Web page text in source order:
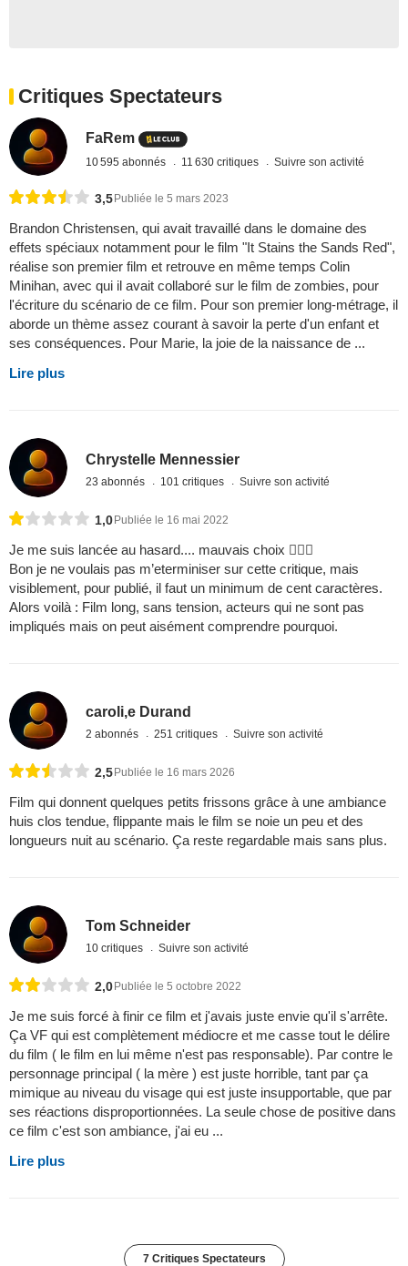
Critiques Spectateurs
FaRem
10 595 abonnés 11 630 critiques Suivre son activité
3,5 Publiée le 5 mars 2023
Brandon Christensen, qui avait travaillé dans le domaine des
effets spéciaux notamment pour le film "It Stains the Sands Red",
réalise son premier film et retrouve en même temps Colin
Minihan, avec qui il avait collaboré sur le film de zombies, pour
l'écriture du scénario de ce film. Pour son premier long-métrage, il
aborde un thème assez courant à savoir la perte d'un enfant et
ses conséquences. Pour Marie, la joie de la naissance de ...
Lire plus
Chrystelle Mennessier
23 abonnés 101 critiques Suivre son activité
1,0Publiée le 16 mai 2022
Je me suis lancée au hasard.... mauvais choix 
Bon je ne voulais pas m’eterminiser sur cette critique, mais
visiblement, pour publié, il faut un minimum de cent caractères.
Alors voilà : Film long, sans tension, acteurs qui ne sont pas
impliqués mais on peut aisément comprendre pourquoi.
caroli,e Durand
2 abonnés 251 critiques Suivre son activité
2,5Publiée le 16 mars 2026
Film qui donnent quelques petits frissons grâce à une ambiance
huis clos tendue, flippante mais le film se noie un peu et des
longueurs nuit au scénario. Ça reste regardable mais sans plus.
Tom Schneider
10 critiques Suivre son activité
2,0 Publiée le 5 octobre 2022
Je me suis forcé à finir ce film et j'avais juste envie qu'il s'arrête.
Ça VF qui est complètement médiocre et me casse tout le délire
du film ( le film en lui même n'est pas responsable). Par contre le
personnage principal ( la mère ) est juste horrible, tant par ça
mimique au niveau du visage qui est juste insupportable, que par
ses réactions disproportionnées. La seule chose de positive dans
ce film c'est son ambiance, j'ai eu ...
Lire plus
7 Critiques Spectateurs